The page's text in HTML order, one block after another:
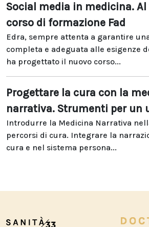
Social media in medicina.
corso di formazione Fad
Edra, sempre attenta a garantire
completa e adeguata alle esigenze
ha progettato il nuovo corso...
Progettare la cura con la
narrativa. Strumenti per un
Introdurre la Medicina Narrativa
percorsi di cura. Integrare la
cura e nel sistema persona...